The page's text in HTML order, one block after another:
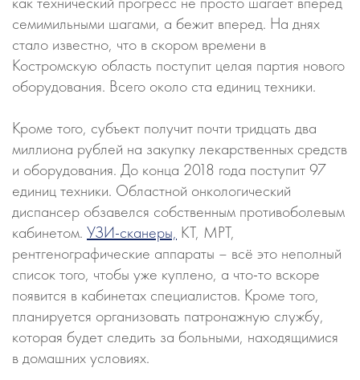
семимильными шагами, а бежит вперед. На днях
стало известно, что в скором времени в
Костромскую область поступит целая партия нового
оборудования. Всего около ста единиц техники.
Кроме того, субъект получит почти тридцать два
миллиона рублей на закупку лекарственных средств
и оборудования. До конца 2018 года поступит 97
единиц техники. Областной онкологический
диспансер обзавелся собственным противоболевым
кабинетом. УЗИ-сканеры, КТ, МРТ,
рентгенографические аппараты – всё это неполный
список того, чтобы уже куплено, а что-то вскоре
появится в кабинетах специалистов. Кроме того,
планируется организовать патронажную службу,
которая будет следить за больными, находящимися
в домашних условиях.